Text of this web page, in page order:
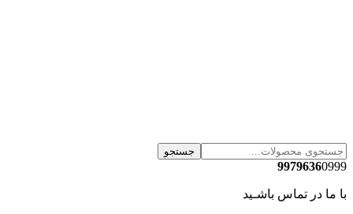
جستجو
99796360999
با ما در تماس باشـید